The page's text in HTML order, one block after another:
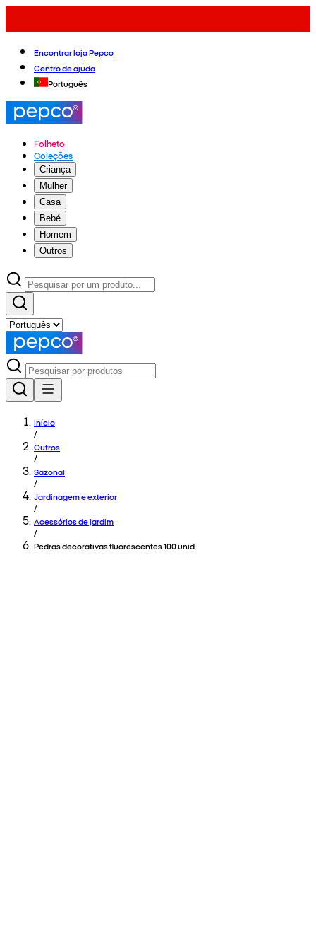
Encontrar loja Pepco
Centro de ajuda
Português
Folheto
Coleções
Criança
Mulher
Casa
Bebé
Homem
Outros
Início
/
Outros
/
Sazonal
/
Jardinagem e exterior
/
Acessórios de jardim
/
Pedras decorativas fluorescentes 100 unid.